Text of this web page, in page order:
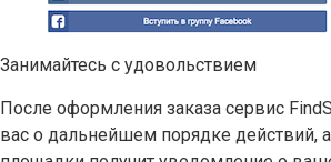
Занимайтесь с удовольствием
После оформления заказа сервис
вас о дальнейшем порядке действий,